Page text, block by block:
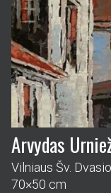
Arvydas
Vilniaus Šv.
70×50 cm